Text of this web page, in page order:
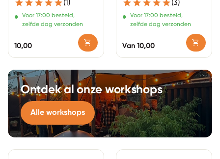
Ontdek al onze workshops
Alle workshops
(1)
•
Voor 17:00 besteld,
zelfde dag verzonden
Normale prijs
10,00 shopping_cart
(3)
•
Voor 17:00 besteld,
zelfde dag verzonden
Normale prijs
Van 10,00 shopping_cart